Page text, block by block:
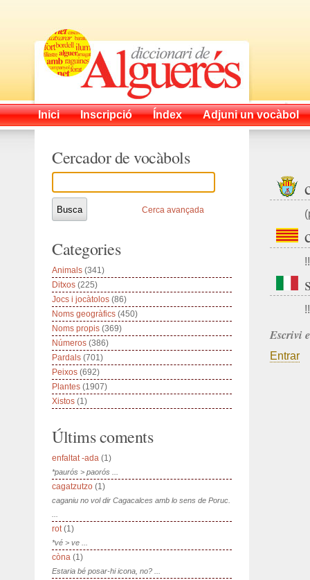
Inici Inscripció Índex Adjuni un vocàbol
!!
!!
Escrivi
Entrar
Cercador de vocàbols
Cerca avançada
Categories
Animals (341)
Ditxos (225)
Jocs i jocàtolos (86)
Noms geogràfics (450)
Noms propis (369)
Números (386)
Pardals (701)
Peixos (692)
Plantes (1907)
Xistos (1)
Últims coments
enfaltat -ada (1)
*paurós > paorós ...
cagatzutzo (1)
caganiu no vol dir Cagacalces amb lo sens de Poruc.
rot(1)
*vé > ve ...
còna (1)
Estaria bé posar-hi icona, no? ...